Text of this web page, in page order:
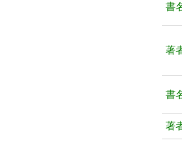
書
著
書
著